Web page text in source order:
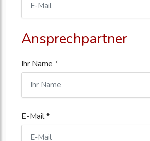
Ansprechpartner
Ihr Name *
E-Mail *